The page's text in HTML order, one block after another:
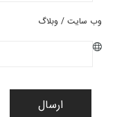
وب سایت / وبلاگ
ارسال